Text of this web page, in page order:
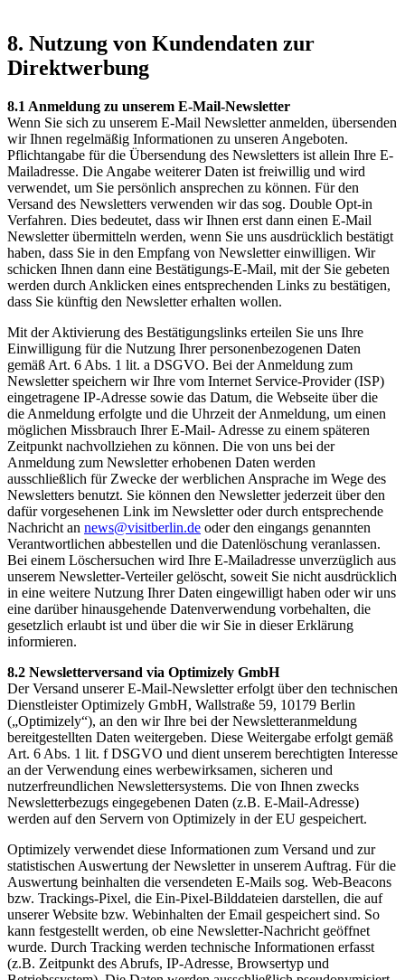
8. Nutzung von Kundendaten zur
Direktwerbung
8.1 Anmeldung zu unserem E-Mail-Newsletter
Wenn Sie sich zu unserem E-Mail Newsletter anmelden, übersenden
wir Ihnen regelmäßig Informationen zu unseren Angeboten.
Pflichtangabe für die Übersendung des Newsletters ist allein Ihre E-
Mailadresse. Die Angabe weiterer Daten ist freiwillig und wird
verwendet, um Sie persönlich ansprechen zu können. Für den
Versand des Newsletters verwenden wir das sog. Double Opt-in
Verfahren. Dies bedeutet, dass wir Ihnen erst dann einen E-Mail
Newsletter übermitteln werden, wenn Sie uns ausdrücklich bestätigt
haben, dass Sie in den Empfang von Newsletter einwilligen. Wir
schicken Ihnen dann eine Bestätigungs-E-Mail, mit der Sie gebeten
werden durch Anklicken eines entsprechenden Links zu bestätigen,
dass Sie künftig den Newsletter erhalten wollen.
Mit der Aktivierung des Bestätigungslinks erteilen Sie uns Ihre
Einwilligung für die Nutzung Ihrer personenbezogenen Daten
gemäß Art. 6 Abs. 1 lit. a DSGVO. Bei der Anmeldung zum
Newsletter speichern wir Ihre vom Internet Service-Provider (ISP)
eingetragene IP-Adresse sowie das Datum, die Webseite über die
die Anmeldung erfolgte und die Uhrzeit der Anmeldung, um einen
möglichen Missbrauch Ihrer E-Mail- Adresse zu einem späteren
Zeitpunkt nachvollziehen zu können. Die von uns bei der
Anmeldung zum Newsletter erhobenen Daten werden
ausschließlich für Zwecke der werblichen Ansprache im Wege des
Newsletters benutzt. Sie können den Newsletter jederzeit über den
dafür vorgesehenen Link im Newsletter oder durch entsprechende
Nachricht an news@visitberlin.de oder den eingangs genannten
Verantwortlichen abbestellen und die Datenlöschung veranlassen.
Bei einem Löschersuchen wird Ihre E-Mailadresse unverzüglich aus
unserem Newsletter-Verteiler gelöscht, soweit Sie nicht ausdrücklich
in eine weitere Nutzung Ihrer Daten eingewilligt haben oder wir uns
eine darüber hinausgehende Datenverwendung vorbehalten, die
gesetzlich erlaubt ist und über die wir Sie in dieser Erklärung
informieren.
8.2 Newsletterversand via Optimizely GmbH
Der Versand unserer E-Mail-Newsletter erfolgt über den technischen
Dienstleister Optimizely GmbH, Wallstraße 59, 10179 Berlin
(„Optimizely“), an den wir Ihre bei der Newsletteranmeldung
bereitgestellten Daten weitergeben. Diese Weitergabe erfolgt gemäß
Art. 6 Abs. 1 lit. f DSGVO und dient unserem berechtigten Interesse
an der Verwendung eines werbewirksamen, sicheren und
nutzerfreundlichen Newslettersystems. Die von Ihnen zwecks
Newsletterbezugs eingegebenen Daten (z.B. E-Mail-Adresse)
werden auf den Servern von Optimizely in der EU gespeichert.
Optimizely verwendet diese Informationen zum Versand und zur
statistischen Auswertung der Newsletter in unserem Auftrag. Für die
Auswertung beinhalten die versendeten E-Mails sog. Web-Beacons
bzw. Trackings-Pixel, die Ein-Pixel-Bilddateien darstellen, die auf
unserer Website bzw. Webinhalten der Email gespeichert sind. So
kann festgestellt werden, ob eine Newsletter-Nachricht geöffnet
wurde. Durch Tracking werden technische Informationen erfasst
(z.B. Zeitpunkt des Abrufs, IP-Adresse, Browsertyp und